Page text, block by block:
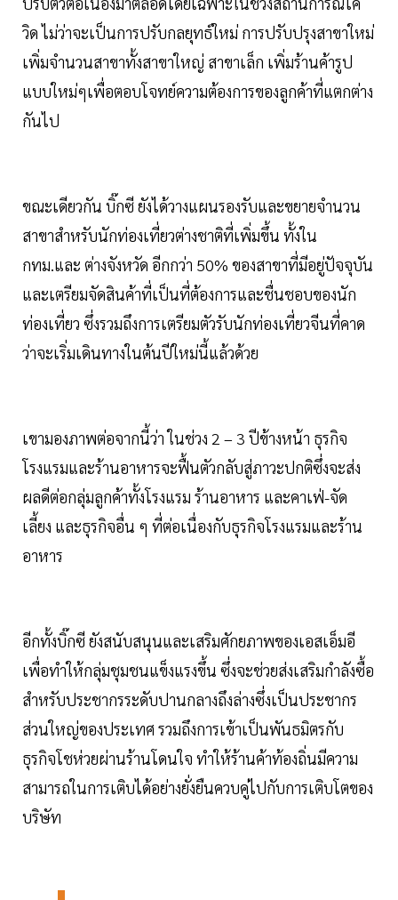
วิด ไม่ว่าจะเป็นการปรับกลยุทธ์ใหม่ การปรับปรุงสาขาใหม่
เพิ่มจำนวนสาขาทั้งสาขาใหญ่ สาขาเล็ก เพิ่มร้านค้ารูป
แบบใหม่ๆเพื่อตอบโจทย์ความต้องการของลูกค้าที่แตกต่าง
กันไป
ขณะเดียวกัน บิ๊กซี ยังได้วางแผนรองรับและขยายจำนวน
สาขาสำหรับนักท่องเที่ยวต่างชาติที่เพิ่มขึ้น ทั้งใน
กทม.และ ต่างจังหวัด อีกกว่า 50% ของสาขาที่มีอยู่ปัจจุบัน
และเตรียมจัดสินค้าที่เป็นที่ต้องการและชื่นชอบของนัก
ท่องเที่ยว ซึ่งรวมถึงการเตรียมตัวรับนักท่องเที่ยวจีนที่คาด
ว่าจะเริ่มเดินทางในต้นปีใหม่นี้แล้วด้วย
เขามองภาพต่อจากนี้ว่า ในช่วง 2 – 3 ปีข้างหน้า ธุรกิจ
โรงแรมและร้านอาหารจะฟื้นตัวกลับสู่ภาวะปกติซึ่งจะส่ง
ผลดีต่อกลุ่มลูกค้าทั้งโรงแรม ร้านอาหาร และคาเฟ่-จัด
เลี้ยง และธุรกิจอื่น ๆ ที่ต่อเนื่องกับธุรกิจโรงแรมและร้าน
อาหาร
อีกทั้งบิ๊กซี ยังสนับสนุนและเสริมศักยภาพของเอสเอ็มอี
เพื่อทำให้กลุ่มชุมชนแข็งแรงขึ้น ซึ่งจะช่วยส่งเสริมกำลังซื้อ
สำหรับประชากรระดับปานกลางถึงล่างซึ่งเป็นประชากร
ส่วนใหญ่ของประเทศ รวมถึงการเข้าเป็นพันธมิตรกับ
ธุรกิจโชห่วยผ่านร้านโดนใจ ทำให้ร้านค้าท้องถิ่นมีความ
สามารถในการเติบได้อย่างยั่งยืนควบคู่ไปกับการเติบโตของ
บริษัท